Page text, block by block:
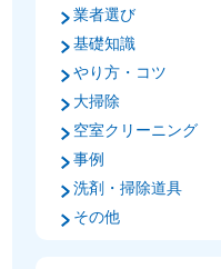
業者選び
基礎知識
やり方・コツ
大掃除
空室クリーニング
事例
洗剤・掃除道具
その他